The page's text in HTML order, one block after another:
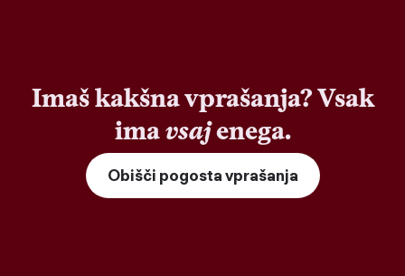
Imaš kakšna vprašanja? Vsak
imavsajenega.
Obišči pogosta vprašanja